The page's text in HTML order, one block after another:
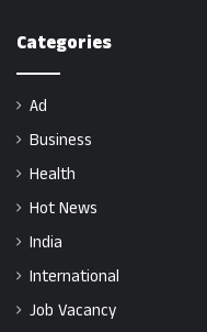
Categories
Ad
Business
Health
Hot News
India
International
Job Vacancy